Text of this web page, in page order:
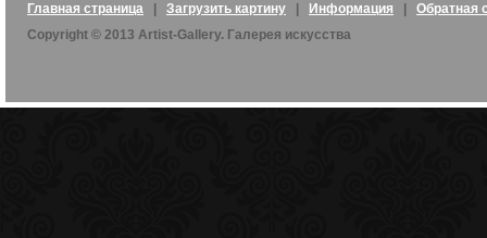
Главная страница Загрузить картину Информация
Обратная
Copyright © 2013 Artist-Gallery. Галерея искусства